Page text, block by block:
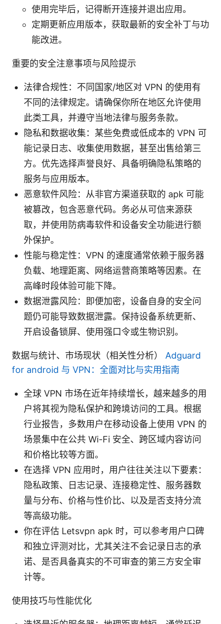
使用完毕后，记得断开连接并退出应用。
定期更新应用版本，获取最新的安全补丁与功
能改进。
重要的安全注意事项与风险提示
法律合规性：不同国家/地区对 VPN 的使用有
不同的法律规定。请确保你所在地区允许使用
此类工具，并遵守当地法律与服务条款。
隐私和数据收集：某些免费或低成本的 VPN 可
能记录日志、收集使用数据，甚至出售给第三
方。优先选择声誉良好、具备明确隐私策略的
服务与应用版本。
恶意软件风险：从非官方渠道获取的 apk 可能
被篡改，包含恶意代码。务必从可信来源获
取，并使用防病毒软件和设备安全功能进行额
外保护。
性能与稳定性：VPN 的速度通常依赖于服务器
负载、地理距离、网络运营商策略等因素。在
高峰时段体验可能下降。
数据泄露风险：即便加密，设备自身的安全问
题仍可能导致数据泄露。保持设备系统更新、
开启设备锁屏、使用强口令或生物识别。
数据与统计、市场现状（相关性分析） Adguard
for android 与 VPN：全面对比与实用指南
全球 VPN 市场在近年持续增长，越来越多的用
户将其视为隐私保护和跨境访问的工具。根据
行业报告，多数用户在移动设备上使用 VPN 的
场景集中在公共 Wi-Fi 安全、跨区域内容访问
和价格比较等方面。
在选择 VPN 应用时，用户往往关注以下要素：
隐私政策、日志记录、连接稳定性、服务器数
量与分布、价格与性价比、以及是否支持分流
等高级功能。
你在评估 Letsvpn apk 时，可以参考用户口碑
和独立评测对比，尤其关注不会记录日志的承
诺、是否具备真实的不可审查的第三方安全审
计等。
使用技巧与性能优化